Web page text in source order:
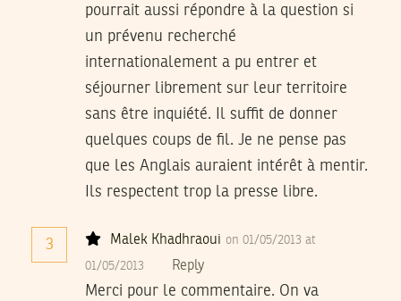
pourrait aussi répondre à la question si
un prévenu recherché
internationalement a pu entrer et
séjourner librement sur leur territoire
sans être inquiété. Il suffit de donner
quelques coups de fil. Je ne pense pas
que les Anglais auraient intérêt à mentir.
Ils respectent trop la presse libre.
3 Malek Khadhraoui on 01/05/2013 at
01/05/2013 Reply
Merci pour le commentaire. On va